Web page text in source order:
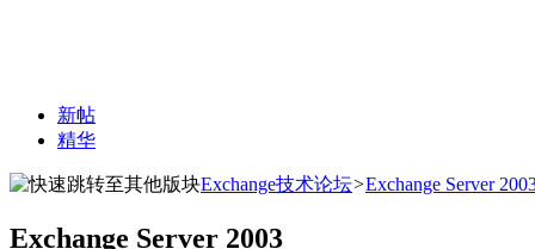
新帖
精华
Exchange技术论坛>Exchange Server
Exchange Server 2003